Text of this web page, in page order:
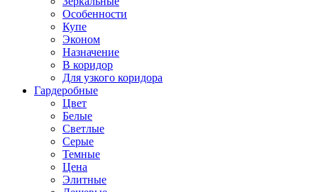
Особенности
Купе
Эконом
Назначение
В коридор
Для узкого коридора
Гардеробные
Цвет
Белые
Светлые
Серые
Темные
Цена
Элитные